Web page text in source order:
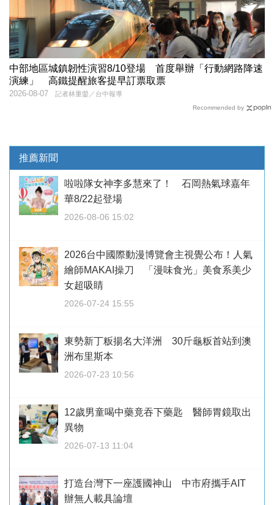
中部地區城鎮韌性演習8/10登場 首度舉辦「行動網路降速
演練」 高鐵提醒旅客提早訂票取票
記者林重鎣／台中報導
2026-08-07
Recommended by
推薦新聞
啦啦隊女神李多慧來了！ 石岡熱氣球嘉年
華8/22起登場
2026-08-06 15:02
2026台中國際動漫博覽會主視覺公布！人氣
繪師MAKAI操刀 「漫味食光」美食系美少
女超吸睛
2026-07-24 15:55
東勢新丁粄揚名大洋洲 30斤龜粄首站到澳
洲布里斯本
2026-07-23 10:56
12歲男童喝中藥竟吞下藥匙 醫師胃鏡取出
異物
2026-07-13 11:04
打造台灣下一座護國神山 中市府攜手AIT
辦無人載具論壇